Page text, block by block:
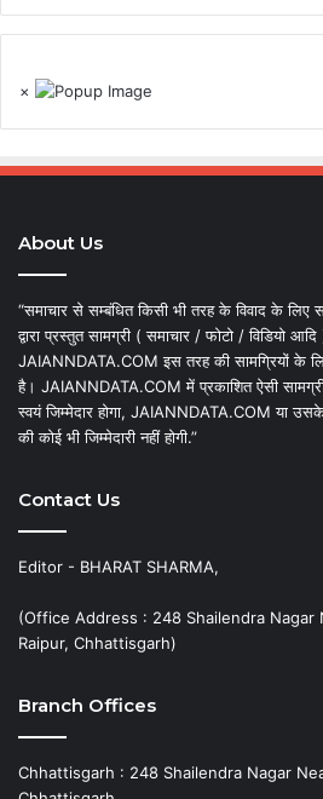
×
About Us
“समाचार से सम्बंधित किसी भी तरह के विवाद के लिए
द्वारा प्रस्तुत सामग्री ( समाचार / फोटो / विडियो आदि
JAIANNDATA.COM इस तरह की सामग्रियों के लिए
है। JAIANNDATA.COM में प्रकाशित ऐसी
स्वयं जिम्मेदार होगा, JAIANNDATA.COM या
की कोई भी जिम्मेदारी नहीं होगी.”
Contact Us
Editor - BHARAT SHARMA,
(Office Address : 248 Shailendra Nagar
Raipur, Chhattisgarh)
Branch Offices
Chhattisgarh : 248 Shailendra Nagar